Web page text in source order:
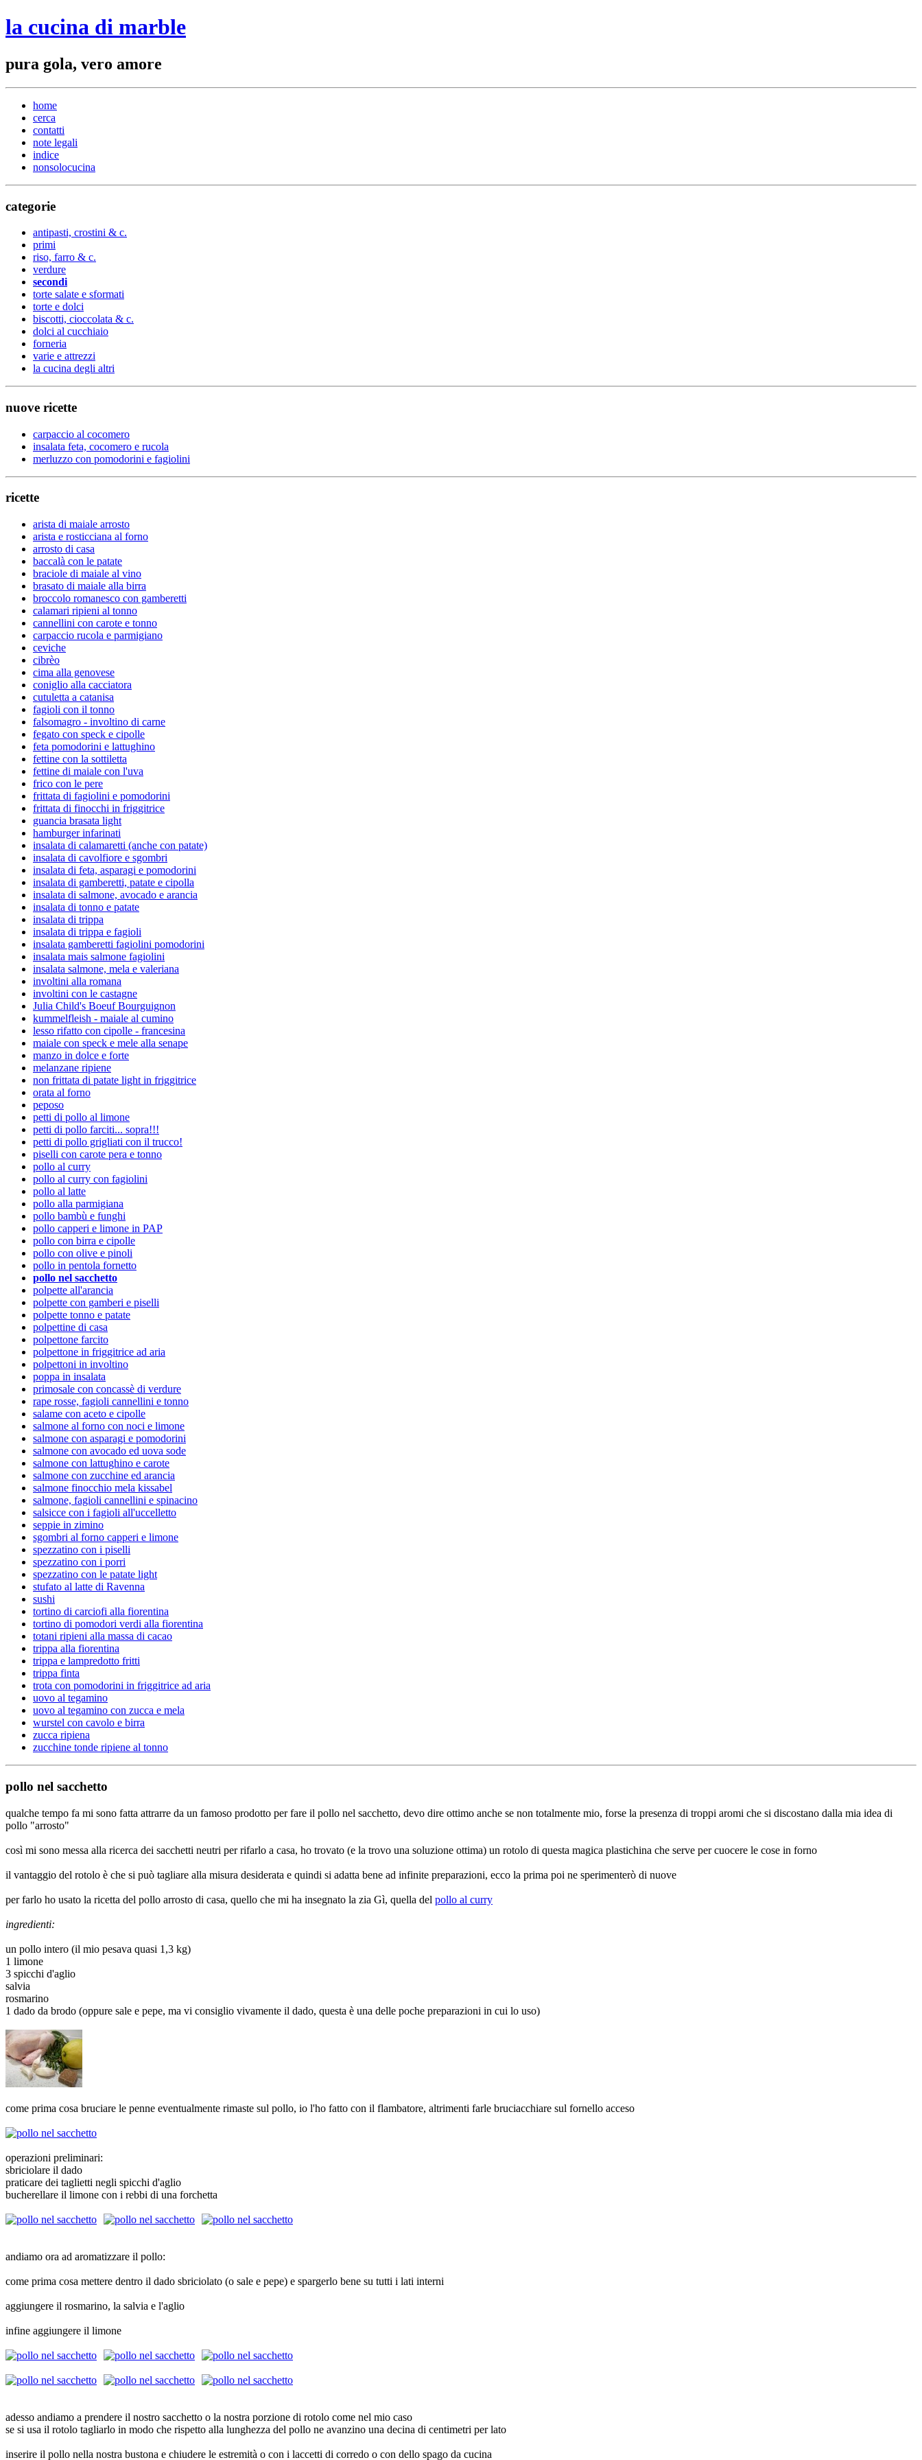
la cucina di marble
pura gola, vero amore
home
cerca
contatti
note legali
indice
nonsolocucina
categorie
antipasti, crostini & c.
primi
riso, farro & c.
verdure
secondi
torte salate e sformati
torte e dolci
biscotti, cioccolata & c.
dolci al cucchiaio
forneria
varie e attrezzi
la cucina degli altri
nuove ricette
carpaccio al cocomero
insalata feta, cocomero e rucola
merluzzo con pomodorini e fagiolini
ricette
arista di maiale arrosto
arista e rosticciana al forno
arrosto di casa
baccalà con le patate
braciole di maiale al vino
brasato di maiale alla birra
broccolo romanesco con gamberetti
calamari ripieni al tonno
cannellini con carote e tonno
carpaccio rucola e parmigiano
ceviche
cibrèo
cima alla genovese
coniglio alla cacciatora
cutuletta a catanisa
fagioli con il tonno
falsomagro - involtino di carne
fegato con speck e cipolle
feta pomodorini e lattughino
fettine con la sottiletta
fettine di maiale con l'uva
frico con le pere
frittata di fagiolini e pomodorini
frittata di finocchi in friggitrice
guancia brasata light
hamburger infarinati
insalata di calamaretti (anche con patate)
insalata di cavolfiore e sgombri
insalata di feta, asparagi e pomodorini
insalata di gamberetti, patate e cipolla
insalata di salmone, avocado e arancia
insalata di tonno e patate
insalata di trippa
insalata di trippa e fagioli
insalata gamberetti fagiolini pomodorini
insalata mais salmone fagiolini
insalata salmone, mela e valeriana
involtini alla romana
involtini con le castagne
Julia Child's Boeuf Bourguignon
kummelfleish - maiale al cumino
lesso rifatto con cipolle - francesina
maiale con speck e mele alla senape
manzo in dolce e forte
melanzane ripiene
non frittata di patate light in friggitrice
orata al forno
peposo
petti di pollo al limone
petti di pollo farciti... sopra!!!
petti di pollo grigliati con il trucco!
piselli con carote pera e tonno
pollo al curry
pollo al curry con fagiolini
pollo al latte
pollo alla parmigiana
pollo bambù e funghi
pollo capperi e limone in PAP
pollo con birra e cipolle
pollo con olive e pinoli
pollo in pentola fornetto
pollo nel sacchetto
polpette all'arancia
polpette con gamberi e piselli
polpette tonno e patate
polpettine di casa
polpettone farcito
polpettone in friggitrice ad aria
polpettoni in involtino
poppa in insalata
primosale con concassè di verdure
rape rosse, fagioli cannellini e tonno
salame con aceto e cipolle
salmone al forno con noci e limone
salmone con asparagi e pomodorini
salmone con avocado ed uova sode
salmone con lattughino e carote
salmone con zucchine ed arancia
salmone finocchio mela kissabel
salmone, fagioli cannellini e spinacino
salsicce con i fagioli all'uccelletto
seppie in zimino
sgombri al forno capperi e limone
spezzatino con i piselli
spezzatino con i porri
spezzatino con le patate light
stufato al latte di Ravenna
sushi
tortino di carciofi alla fiorentina
tortino di pomodori verdi alla fiorentina
totani ripieni alla massa di cacao
trippa alla fiorentina
trippa e lampredotto fritti
trippa finta
trota con pomodorini in friggitrice ad aria
uovo al tegamino
uovo al tegamino con zucca e mela
wurstel con cavolo e birra
zucca ripiena
zucchine tonde ripiene al tonno
pollo nel sacchetto
qualche tempo fa mi sono fatta attrarre da un famoso prodotto per fare il pollo nel sacchetto, devo dire ottimo anche se non totalmente mio, forse la presenza di troppi aromi che si discostano dalla mia idea di
pollo "arrosto"
così mi sono messa alla ricerca dei sacchetti neutri per rifarlo a casa, ho trovato (e la trovo una soluzione ottima) un rotolo di questa magica plastichina che serve per cuocere le cose in forno
il vantaggio del rotolo è che si può tagliare alla misura desiderata e quindi si adatta bene ad infinite preparazioni, ecco la prima poi ne sperimenterò di nuove
per farlo ho usato la ricetta del pollo arrosto di casa, quello che mi ha insegnato la zia Gì, quella del pollo al curry
ingredienti:
un pollo intero (il mio pesava quasi 1,3 kg)
1 limone
3 spicchi d'aglio
salvia
rosmarino
1 dado da brodo (oppure sale e pepe, ma vi consiglio vivamente il dado, questa è una delle poche preparazioni in cui lo uso)
come prima cosa bruciare le penne eventualmente rimaste sul pollo, io l'ho fatto con il flambatore, altrimenti farle bruciacchiare sul fornello acceso
operazioni preliminari:
sbriciolare il dado
praticare dei taglietti negli spicchi d'aglio
bucherellare il limone con i rebbi di una forchetta
andiamo ora ad aromatizzare il pollo:
come prima cosa mettere dentro il dado sbriciolato (o sale e pepe) e spargerlo bene su tutti i lati interni
aggiungere il rosmarino, la salvia e l'aglio
infine aggiungere il limone
adesso andiamo a prendere il nostro sacchetto o la nostra porzione di rotolo come nel mio caso
se si usa il rotolo tagliarlo in modo che rispetto alla lunghezza del pollo ne avanzino una decina di centimetri per lato
inserire il pollo nella nostra bustona e chiudere le estremità o con i laccetti di corredo o con dello spago da cucina